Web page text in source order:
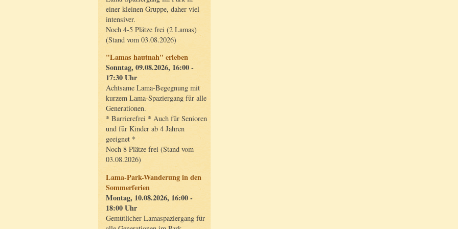
einer kleinen Gruppe, daher viel
intensiver.
Noch 4-5 Plätze frei (2 Lamas)
(Stand vom 03.08.2026)
"Lamas hautnah" erleben
Sonntag, 09.08.2026, 16:00 -
17:30 Uhr
Achtsame Lama-Begegnung mit
kurzem Lama-Spaziergang für alle
Generationen.
* Barrierefrei * Auch für Senioren
und für Kinder ab 4 Jahren
geeignet *
Noch 8 Plätze frei (Stand vom
03.08.2026)
Lama-Park-Wanderung in den
Sommerferien
Montag, 10.08.2026, 16:00 -
18:00 Uhr
Gemütlicher Lamaspaziergang für